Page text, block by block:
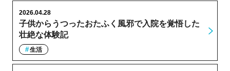
子供からうつったおたふく風邪で入院を覚悟した
壮絶な体験記
2026.04.28
生活